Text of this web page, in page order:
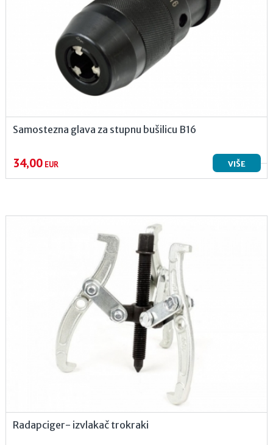
Samostezna glava za stupnu bušilicu B16
34,00EUR VIŠE
Radapciger- izvlakač trokraki